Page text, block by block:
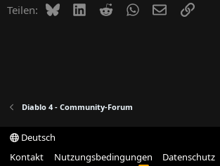
Teilen: BlueskyLinkedIn
RedditWhatsApp
E-MailLink
Diablo 4 - Community-Forum
Deutsch
Kontakt
Nutzungsbedingungen
Datenschutz